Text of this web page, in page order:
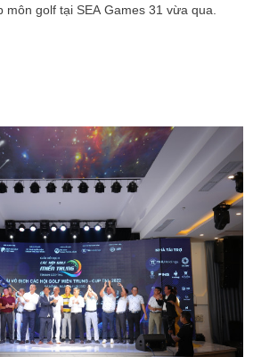
môn golf tại SEA Games 31 vừa qua.